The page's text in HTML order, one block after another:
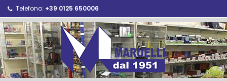
Telefono: +39 0125 650006